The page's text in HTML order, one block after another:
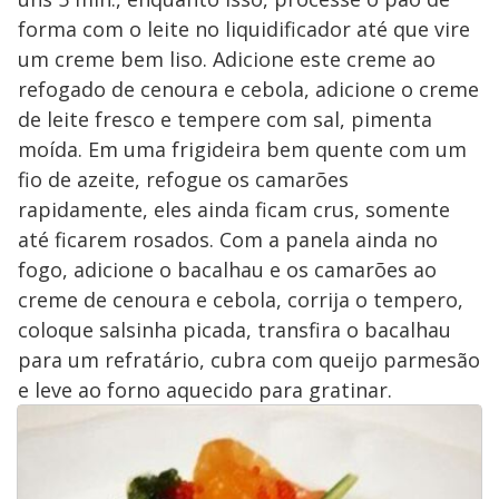
forma com o leite no liquidificador até que vire
um creme bem liso. Adicione este creme ao
refogado de cenoura e cebola, adicione o creme
de leite fresco e tempere com sal, pimenta
moída. Em uma frigideira bem quente com um
fio de azeite, refogue os camarões
rapidamente, eles ainda ficam crus, somente
até ficarem rosados. Com a panela ainda no
fogo, adicione o bacalhau e os camarões ao
creme de cenoura e cebola, corrija o tempero,
coloque salsinha picada, transfira o bacalhau
para um refratário, cubra com queijo parmesão
e leve ao forno aquecido para gratinar.